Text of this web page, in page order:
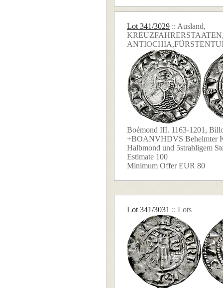
Lot 341/3029 :: Ausland,
Boémond III. 1163-1201,
+BOANVHDVS Behelmter
Halbmond und 5strahligem
Estimate 100
Minimum Offer EUR 80
Lot 341/3031 :: Lots